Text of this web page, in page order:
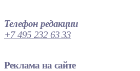
Телефон редакции
+7 495 232 63 33
Реклама на сайте